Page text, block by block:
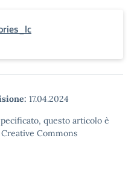
17.04.2024
questo articolo è
Commons